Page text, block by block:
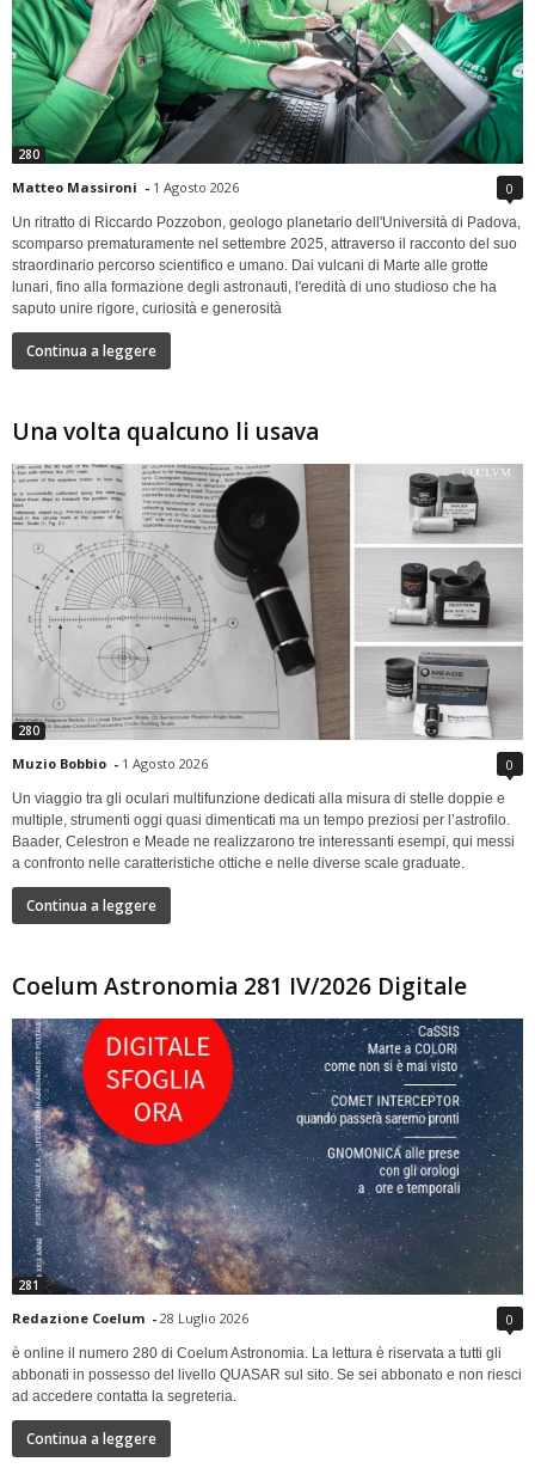
280
Matteo Massironi - 1 Agosto 2026 0
Un ritratto di Riccardo Pozzobon, geologo planetario dell'Università di Padova,
scomparso prematuramente nel settembre 2025, attraverso il racconto del suo
straordinario percorso scientifico e umano. Dai vulcani di Marte alle grotte
lunari, fino alla formazione degli astronauti, l'eredità di uno studioso che ha
saputo unire rigore, curiosità e generosità
Continua a leggere
Una volta qualcuno li usava
280
Muzio Bobbio - 1 Agosto 2026 0
Un viaggio tra gli oculari multifunzione dedicati alla misura di stelle doppie e
multiple, strumenti oggi quasi dimenticati ma un tempo preziosi per l’astrofilo.
Baader, Celestron e Meade ne realizzarono tre interessanti esempi, qui messi
a confronto nelle caratteristiche ottiche e nelle diverse scale graduate.
Continua a leggere
Coelum Astronomia 281 IV/2026 Digitale
281
Redazione Coelum - 28 Luglio 2026 0
è online il numero 280 di Coelum Astronomia. La lettura è riservata a tutti gli
abbonati in possesso del livello QUASAR sul sito. Se sei abbonato e non riesci
ad accedere contatta la segreteria.
Continua a leggere